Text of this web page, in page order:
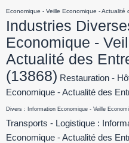
Economique - Veille Economique - Actualité
Industries
Economique -
Actualité des
(13868) Restauration -
Economique - Actualité des
Divers : Information Economique - Veille
Transports - Logistique :
Economique - Actualité des